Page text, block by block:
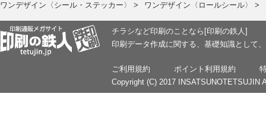
ワンデザイン〈シール・ステッカー〉 >
ワンデザイン〈ロールシール〉 >
チラシなど印刷のことなら[印刷の鉄人]
印刷データ作成に関する、基礎知識として
ご利用規約 ポイント利用規約
Copyright (C) 2017 INSATSUNOTETSUJIN